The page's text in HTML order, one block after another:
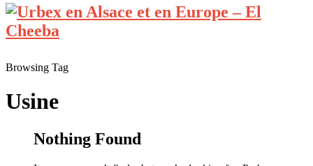
Browsing Tag
Usine
Nothing Found